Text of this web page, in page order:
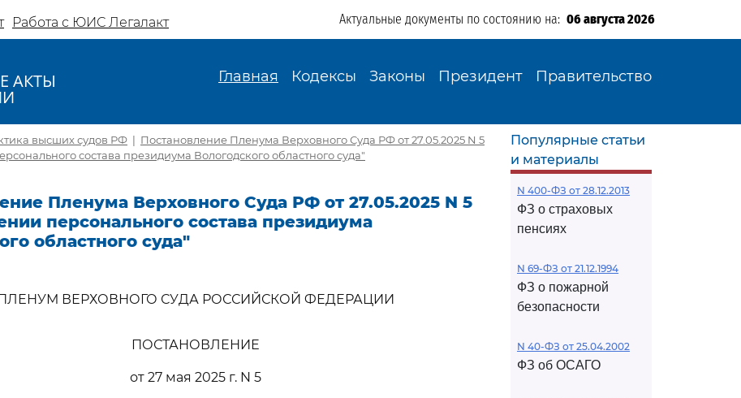
Работа с ЮИС Легалакт Актуальные документы по состоянию на: 06 августа 2026
АКТЫ Главная Кодексы Законы Президент Правительство
высших судов РФ | Постановление Пленума Верховного Суда РФ от 27.05.2025 N 5
состава президиума Вологодского областного суда"
Пленума Верховного Суда РФ от 27.05.2025 N 5
персонального состава президиума
областного суда"
ВЕРХОВНОГО СУДА РОССИЙСКОЙ ФЕДЕРАЦИИ
ПОСТАНОВЛЕНИЕ
от 27 мая 2025 г. N 5
Популярные статьи
и материалы
N 400-ФЗ от 28.12.2013
ФЗ о страховых
пенсиях
N 69-ФЗ от 21.12.1994
ФЗ о пожарной
безопасности
N 40-ФЗ от 25.04.2002
ФЗ об ОСАГО